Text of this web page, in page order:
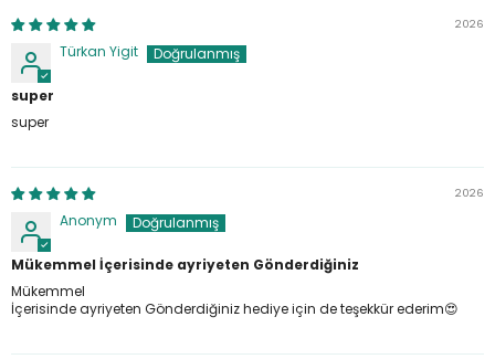
2026
Türkan Yigit
super
super
2026
Anonym
Mükemmel İçerisinde ayriyeten Gönderdiğiniz
Mükemmel
İçerisinde ayriyeten Gönderdiğiniz hediye için de teşekkür ederim😍